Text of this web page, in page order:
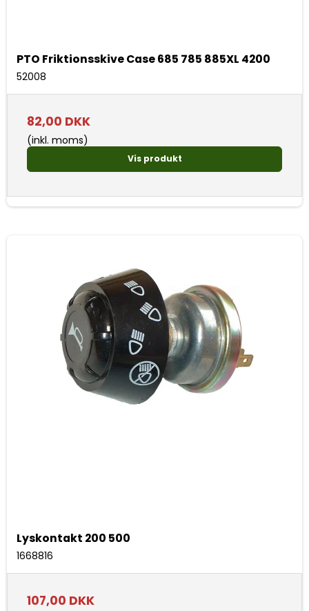
PTO Friktionsskive Case 685 785 885XL 4200
52008
82,00 DKK
(inkl. moms)
Vis produkt
Lyskontakt 200 500
1668816
107,00 DKK